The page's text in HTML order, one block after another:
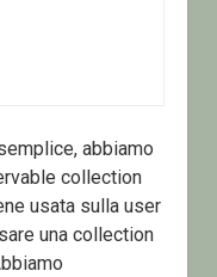
abbiamo
collection
usata sulla user
una collection